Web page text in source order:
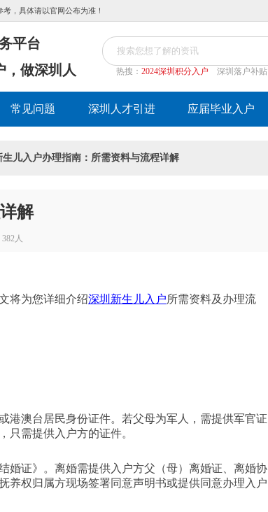
，具体请以官网公布为准！
平台
，做深圳人
热搜： 2024深圳积分入户 深圳落户补贴
常见问题 深圳人才引进 应届毕业入户
生儿入户办理指南：所需资料与流程详解
解
382人
将为您详细介绍深圳新生儿入户所需资料及办理流
港澳台居民身份证件。若父母为军人，需提供军官证
只需提供入户方的证件。
婚证》。离婚需提供入户方父（母）离婚证、离婚协
养权归属方现场签署同意声明书或提供同意办理入户